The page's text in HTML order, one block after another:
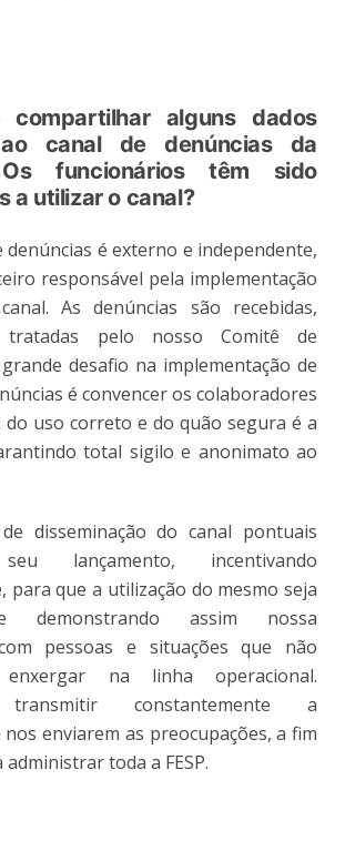
compartilhar alguns dados
canal de denúncias da
Os funcionários têm sido
a utilizar o canal?
denúncias é externo e independente,
responsável pela implementação
As denúncias são recebidas,
tratadas pelo nosso Comitê de
desafio na implementação de
é convencer os colaboradores
uso correto e do quão segura é a
total sigilo e anonimato ao
disseminação do canal pontuais
lançamento, incentivando
para que a utilização do mesmo seja
demonstrando assim nossa
pessoas e situações que não
enxergar na linha operacional.
transmitir constantemente a
enviarem as preocupações, a fim
toda a FESP.